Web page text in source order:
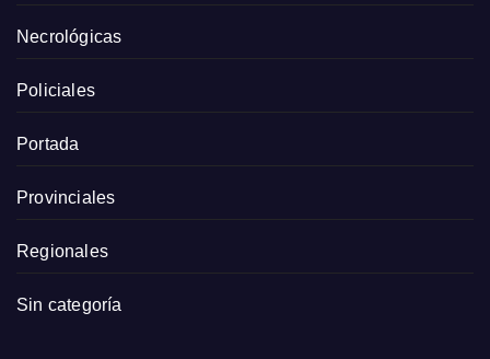
Necrológicas
Policiales
Portada
Provinciales
Regionales
Sin categoría